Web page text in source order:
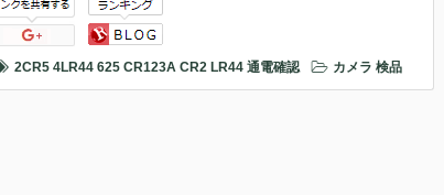
2CR5 4LR44 625 CR123A CR2 LR44 通電確認 カメラ 検品